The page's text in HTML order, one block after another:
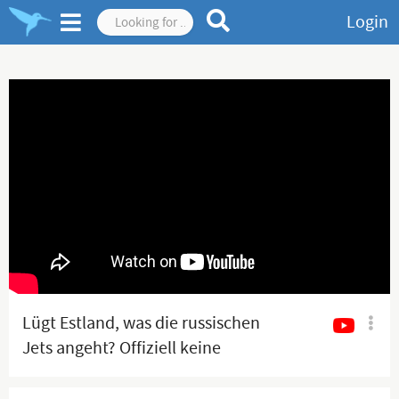
Login
Lügt Estland, was die russischen
Jets angeht? Offiziell keine